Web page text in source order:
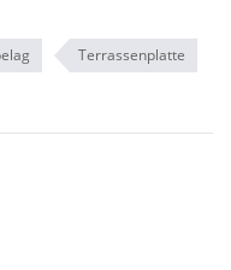
Terrassenplatte